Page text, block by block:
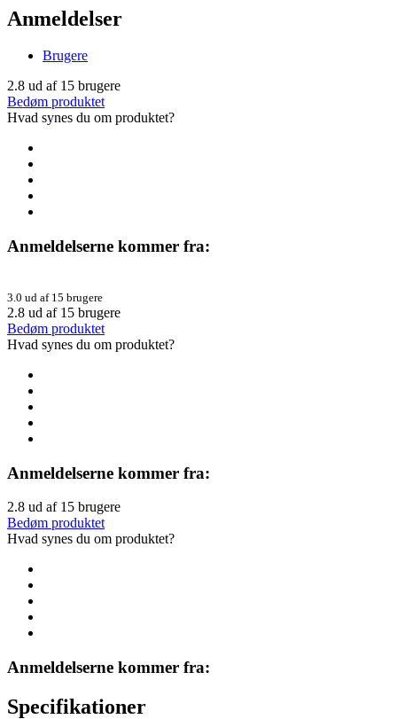
Anmeldelser
Brugere
2.8 ud af 15 brugere
Bedøm produktet
Hvad synes du om produktet?
Anmeldelserne kommer fra:
3.0 ud af 15 brugere
2.8 ud af 15 brugere
Bedøm produktet
Hvad synes du om produktet?
Anmeldelserne kommer fra:
2.8 ud af 15 brugere
Bedøm produktet
Hvad synes du om produktet?
Anmeldelserne kommer fra:
Specifikationer